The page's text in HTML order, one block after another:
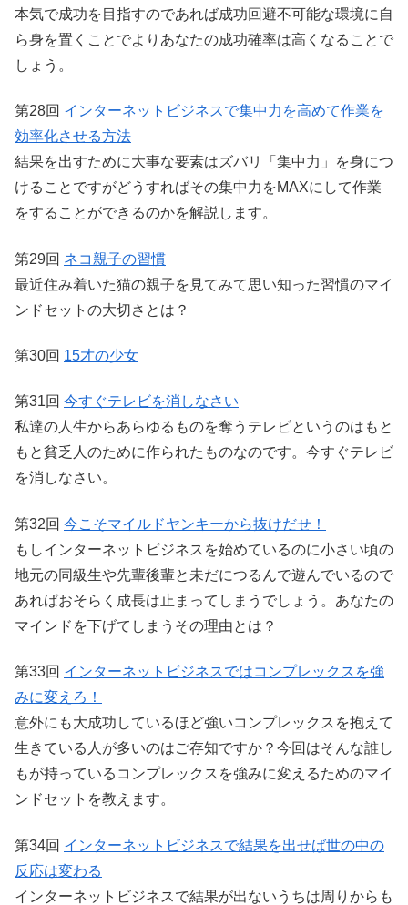
本気で成功を目指すのであれば成功回避不可能な環境に自
ら身を置くことでよりあなたの成功確率は高くなることで
しょう。
第28回 インターネットビジネスで集中力を高めて作業を
効率化させる方法
結果を出すために大事な要素はズバリ「集中力」を身につ
けることですがどうすればその集中力をMAXにして作業
をすることができるのかを解説します。
第29回 ネコ親子の習慣
最近住み着いた猫の親子を見てみて思い知った習慣のマイ
ンドセットの大切さとは？
第30回 15才の少女
第31回 今すぐテレビを消しなさい
私達の人生からあらゆるものを奪うテレビというのはもと
もと貧乏人のために作られたものなのです。今すぐテレビ
を消しなさい。
第32回 今こそマイルドヤンキーから抜けだせ！
もしインターネットビジネスを始めているのに小さい頃の
地元の同級生や先輩後輩と未だにつるんで遊んでいるので
あればおそらく成長は止まってしまうでしょう。あなたの
マインドを下げてしまうその理由とは？
第33回 インターネットビジネスではコンプレックスを強
みに変えろ！
意外にも大成功しているほど強いコンプレックスを抱えて
生きている人が多いのはご存知ですか？今回はそんな誰し
もが持っているコンプレックスを強みに変えるためのマイ
ンドセットを教えます。
第34回 インターネットビジネスで結果を出せば世の中の
反応は変わる
インターネットビジネスで結果が出ないうちは周りからも